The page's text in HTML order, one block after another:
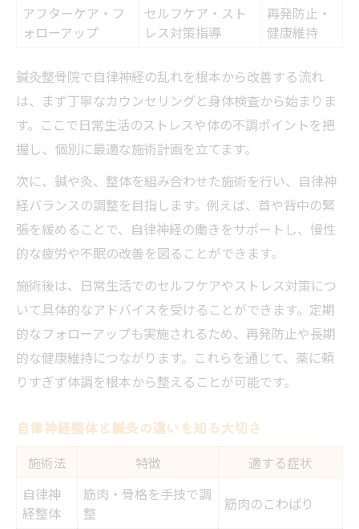
安心して相談できる鍼灸整骨院の条件
アフターケア・フ
ォローアップ
セルフケア・スト
レス対策指導
再発防止・
健康維持
鍼灸整骨院で自律神経の乱れを根本から改善する流れ
は、まず丁寧なカウンセリングと身体検査から始まりま
す。ここで日常生活のストレスや体の不調ポイントを把
握し、個別に最適な施術計画を立てます。
次に、鍼や灸、整体を組み合わせた施術を行い、自律神
経バランスの調整を目指します。例えば、首や背中の緊
張を緩めることで、自律神経の働きをサポートし、慢性
的な疲労や不眠の改善を図ることができます。
施術後は、日常生活でのセルフケアやストレス対策につ
いて具体的なアドバイスを受けることができます。定期
的なフォローアップも実施されるため、再発防止や長期
的な健康維持につながります。これらを通じて、薬に頼
りすぎず体調を根本から整えることが可能です。
自律神経整体と鍼灸の違いを知る大切さ
施術法 特徴
適する症状
自律神
経整体
筋肉・骨格を手技で調
整
筋肉のこわばり